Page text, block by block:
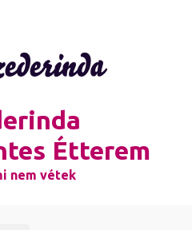
Étterem
nem vétek